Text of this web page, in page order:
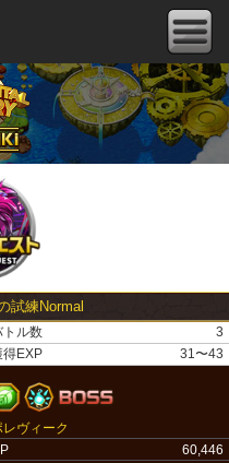
試練Normal
トル数
3
得EXP 31〜43
レヴィーク
60,446